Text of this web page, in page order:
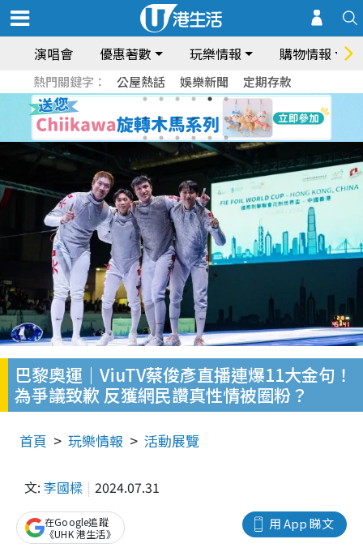
演唱會 優惠著數 玩樂情報 購物情報
熱門關鍵字： 公屋熱話 娛樂新聞 定期存款
巴黎奧運｜ViuTV蔡俊彥直播連爆11大金句！
為爭議致歉 反獲網民讚真性情被圈粉？
首頁 玩樂情報 活動展覽
文: 李國樑 2024.07.31
用 App 睇文
在Google追蹤
《UHK 港生活》